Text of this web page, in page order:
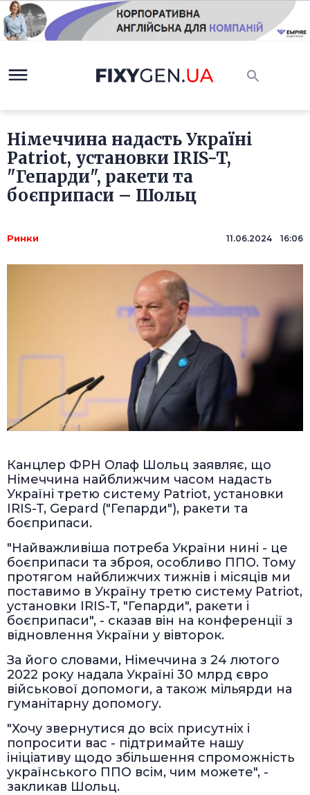
Німеччина надасть Україні
Patriot, установки IRIS-T,
"Гепарди", ракети та
боєприпаси – Шольц
Ринки 11.06.2024 16:06
Канцлер ФРН Олаф Шольц заявляє, що
Німеччина найближчим часом надасть
Україні третю систему Patriot, установки
IRIS-T, Gepard ("Гепарди"), ракети та
боєприпаси.
"Найважливіша потреба України нині - це
боєприпаси та зброя, особливо ППО. Тому
протягом найближчих тижнів і місяців ми
поставимо в Україну третю систему Patriot,
установки IRIS-T, "Гепарди", ракети і
боєприпаси", - сказав він на конференції з
відновлення України у вівторок.
За його словами, Німеччина з 24 лютого
2022 року надала Україні 30 млрд євро
військової допомоги, а також мільярди на
гуманітарну допомогу.
"Хочу звернутися до всіх присутніх і
попросити вас - підтримайте нашу
ініціативу щодо збільшення спроможність
українського ППО всім, чим можете", -
закликав Шольц.